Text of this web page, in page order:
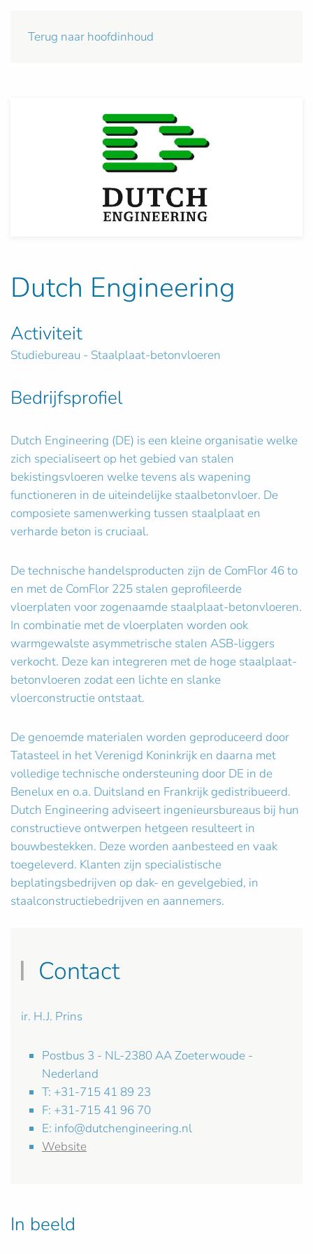
Terug naar hoofdinhoud
Dutch Engineering
Activiteit
Studiebureau - Staalplaat-betonvloeren
Bedrijfsprofiel
Dutch Engineering (DE) is een kleine organisatie welke
zich specialiseert op het gebied van stalen
bekistingsvloeren welke tevens als wapening
functioneren in de uiteindelijke staalbetonvloer. De
composiete samenwerking tussen staalplaat en
verharde beton is cruciaal.
De technische handelsproducten zijn de ComFlor 46 to
en met de ComFlor 225 stalen geprofileerde
vloerplaten voor zogenaamde staalplaat-betonvloeren.
In combinatie met de vloerplaten worden ook
warmgewalste asymmetrische stalen ASB-liggers
verkocht. Deze kan integreren met de hoge staalplaat-
betonvloeren zodat een lichte en slanke
vloerconstructie ontstaat.
De genoemde materialen worden geproduceerd door
Tatasteel in het Verenigd Koninkrijk en daarna met
volledige technische ondersteuning door DE in de
Benelux en o.a. Duitsland en Frankrijk gedistribueerd.
Dutch Engineering adviseert ingenieursbureaus bij hun
constructieve ontwerpen hetgeen resulteert in
bouwbestekken. Deze worden aanbesteed en vaak
toegeleverd. Klanten zijn specialistische
beplatingsbedrijven op dak- en gevelgebied, in
staalconstructiebedrijven en aannemers.
Contact
ir. H.J. Prins
Postbus 3 - NL-2380 AA Zoeterwoude -
Nederland
T: +31-715 41 89 23
F: +31-715 41 96 70
E: info@dutchengineering.nl
Website
In beeld